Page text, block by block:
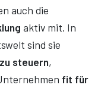
auch die
aktiv mit. In
sind sie
steuern,
fit für